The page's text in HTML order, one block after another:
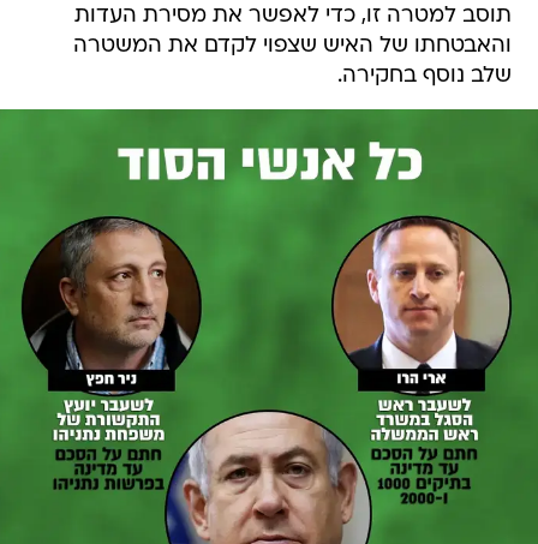
תוסב למטרה זו, כדי לאפשר את מסירת העדות
והאבטחתו של האיש שצפוי לקדם את המשטרה
שלב נוסף בחקירה.